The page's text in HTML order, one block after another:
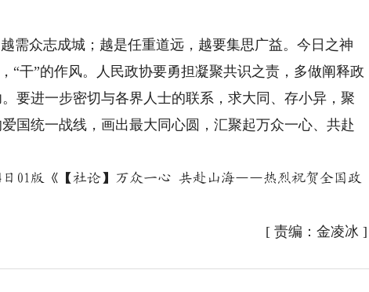
众志成城；越是任重道远，越要集思广益。今日之神
“干”的作风。人民政协要勇担凝聚共识之责，多做阐释政
要进一步密切与各界人士的联系，求大同、存小异，聚
国统一战线，画出最大同心圆，汇聚起万众一心、共赴
日01版《【社论】万众一心 共赴山海——热烈祝贺全国政
[ 责编：金凌冰 ]